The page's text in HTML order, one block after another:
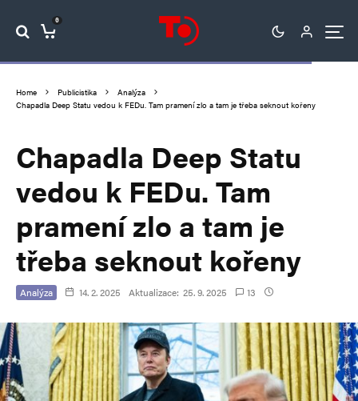
0
Home Publicistika
Analýza
Chapadla Deep Statu vedou k FEDu. Tam pramení zlo a tam je třeba seknout kořeny
Chapadla Deep Statu
vedou k FEDu. Tam
pramení zlo a tam je
třeba seknout kořeny
Analýza 14. 2. 2025 Aktualizace: 25. 9. 2025 13